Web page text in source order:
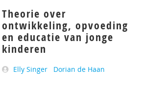
Theorie over
ontwikkeling, opvoeding
en educatie van jonge
kinderen
Elly Singer Dorian de Haan